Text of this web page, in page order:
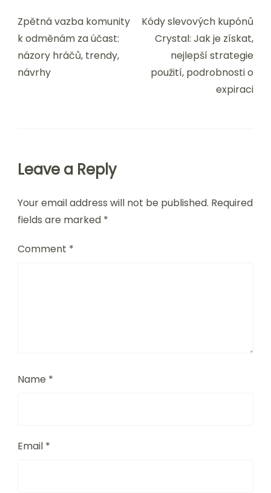
Navigation
Zpětná vazba komunity
k odměnám za účast:
názory hráčů, trendy,
návrhy
Kódy slevových kupónů
Crystal: Jak je získat,
nejlepší strategie
použití, podrobnosti o
expiraci
Leave a Reply
Your email address will not be published. Required
fields are marked *
Comment *
Name *
Email *